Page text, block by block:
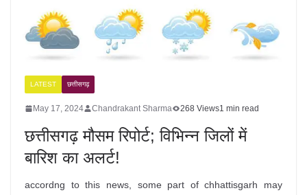
LATEST छत्तीसगढ़
May 17, 2024 Chandrakant Sharma 268 Views1 min read
छत्तीसगढ़ मौसम रिपोर्ट; विभिन्न जिलों में
बारिश का अलर्ट!
accordng to this news, some part of chhattisgarh may